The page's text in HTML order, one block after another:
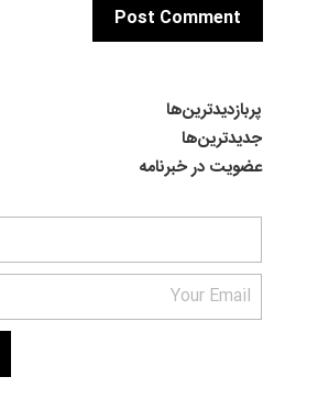
پربازدیدترین‌ها
جدیدترین‌ها
عضویت در خبرنامه